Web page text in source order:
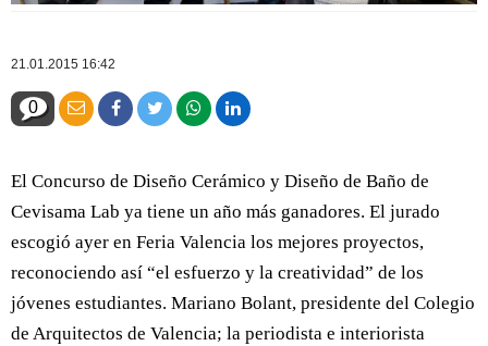
21.01.2015 16:42
0
El Concurso de Diseño Cerámico y Diseño de Baño de
Cevisama Lab ya tiene un año más ganadores. El jurado
escogió ayer en Feria Valencia los mejores proyectos,
reconociendo así “el esfuerzo y la creatividad” de los
jóvenes estudiantes. Mariano Bolant, presidente del Colegio
de Arquitectos de Valencia; la periodista e interiorista